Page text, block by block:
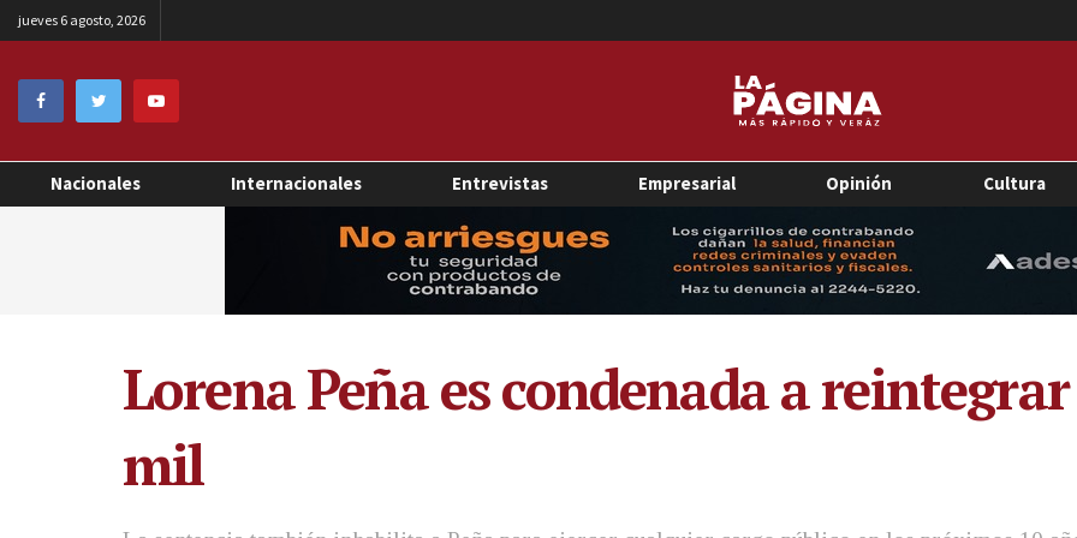
jueves 6 agosto, 2026
Nacionales Internacionales Entrevistas Empresarial Opinión Cultura
Lorena Peña es condenada a
mil